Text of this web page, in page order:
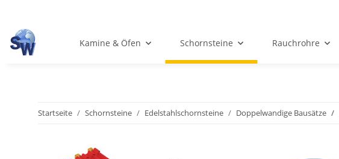
Kamine & Öfen Schornsteine Rauchrohre
Startseite Schornsteine Edelstahlschornsteine Doppelwandige Bausätze